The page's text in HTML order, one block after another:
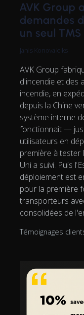
AVK Group
demandes
un seul TMS
Janis Konovalciks
AVK Group
d'incendie et des
incendie, en
depuis la Chine
système interne
fonctionnait —
utilisateurs en
première à tester
Uni a suivi. Puis
déploiement est
pour la première
transporteurs
consolidées de
Témoignages